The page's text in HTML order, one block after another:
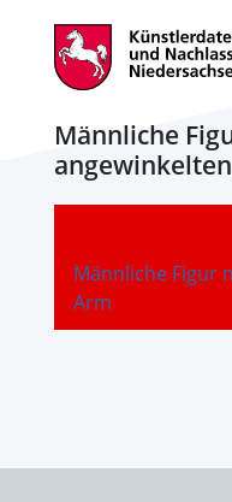
Männliche
Männliche Figur
Arm